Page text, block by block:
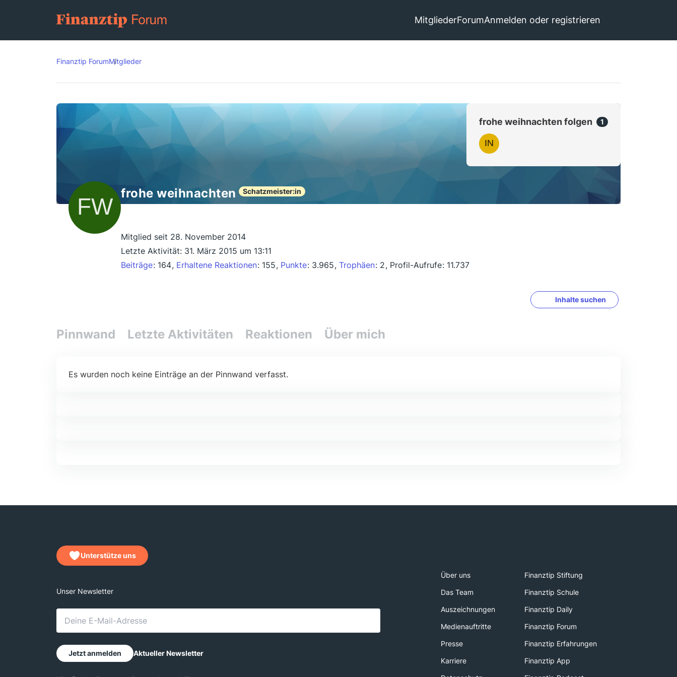
MitgliederForumAnmelden oder registrieren
Finanztip ForumMitglieder
frohe weihnachten Schatzmeister:in
Mitglied seit 28. November 2014
Letzte Aktivität: 31. März 2015 um 13:11
Beiträge 164 Erhaltene Reaktionen 155 Punkte 3.965 Trophäen 2 Profil-Aufrufe 11.737
Inhalte suchen
Pinnwand Letzte Aktivitäten Reaktionen Über mich
Es wurden noch keine Einträge an der Pinnwand verfasst.
frohe weihnachten folgen 1
Unterstütze uns
Über uns
Finanztip Stiftung
Das Team
Finanztip Schule
Auszeichnungen
Finanztip Daily
Medienauftritte
Finanztip Forum
Presse
Finanztip Erfahrungen
Karriere
Finanztip App